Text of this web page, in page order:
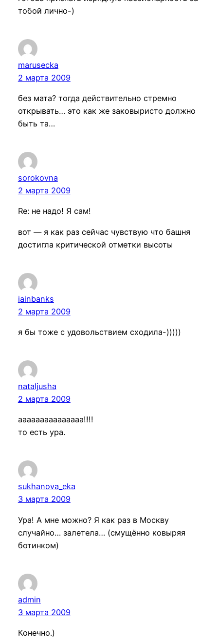
тобой лично-)
marusecka
2 марта 2009
без мата? тогда действительно стремно
открывать… это как же заковыристо должно
быть та…
sorokovna
2 марта 2009
Re: не надо! Я сам!
вот — я как раз сейчас чувствую что башня
достигла критической отметки высоты
iainbanks
2 марта 2009
я бы тоже с удовольствием сходила-)))))
nataljusha
2 марта 2009
ааааааааааааааа!!!!
то есть ура.
sukhanova_eka
3 марта 2009
Ура! А мне можно? Я как раз в Москву
случайно… залетела… (смущённо ковыряя
ботинком)
admin
3 марта 2009
Конечно.)